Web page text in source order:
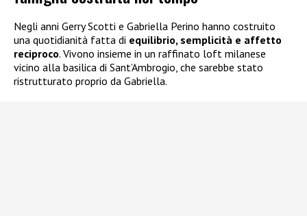
Negli anni Gerry Scotti e Gabriella Perino hanno costruito
una quotidianità fatta di equilibrio, semplicità e affetto
reciproco. Vivono insieme in un raffinato loft milanese
vicino alla basilica di Sant’Ambrogio, che sarebbe stato
ristrutturato proprio da Gabriella.